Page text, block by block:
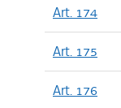
Art. 174
Art. 175
Art. 176